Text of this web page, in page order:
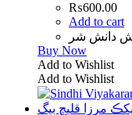
₨600.00
Add to cart
دانش شر
Buy Now
Add to Wishlist
Add to Wishlist